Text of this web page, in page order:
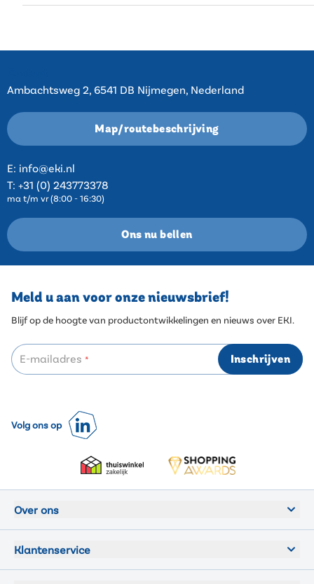
Ambachtsweg 2, 6541 DB Nijmegen, Nederland
Map/routebeschrijving
E: info@eki.nl
T: +31 (0) 243773378
ma t/m vr (8:00 - 16:30)
Ons nu bellen
Meld u aan voor onze nieuwsbrief!
Blijf op de hoogte van productontwikkelingen en nieuws over EKI.
E-mailadres * Inschrijven
Volg ons op
Over ons
Klantenservice